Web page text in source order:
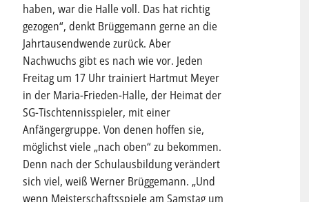
haben, war die Halle voll. Das hat richtig
gezogen“, denkt Brüggemann gerne an die
Jahrtausendwende zurück. Aber
Nachwuchs gibt es nach wie vor. Jeden
Freitag um 17 Uhr trainiert Hartmut Meyer
in der Maria-Frieden-Halle, der Heimat der
SG-Tischtennisspieler, mit einer
Anfängergruppe. Von denen hoffen sie,
möglichst viele „nach oben“ zu bekommen.
Denn nach der Schulausbildung verändert
sich viel, weiß Werner Brüggemann. „Und
wenn Meisterschaftsspiele am Samstag um